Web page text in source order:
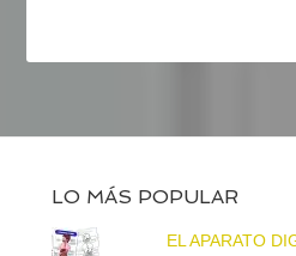
LO MÁS POPULAR
EL APARATO